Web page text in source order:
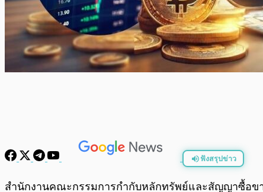
ฟังสรุปข่าว
สำนักงานคณะกรรมการกำกับหลักทรัพย์และสัญญาซื้อขา